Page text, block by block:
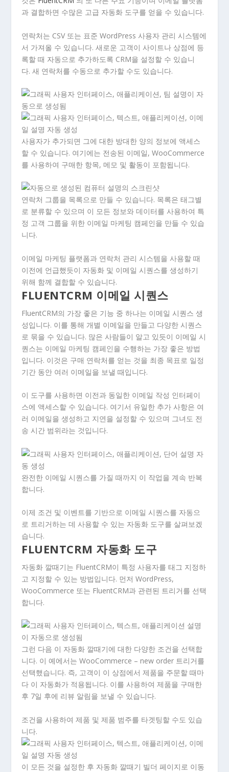
과 결합하면 수많은 고급 자동화 도구를 얻을 수 있습니다.
연락처는 CSV 또는 표준 WordPress 사용자 관리 시스템에
서 가져올 수 있습니다. 새로운 고객이 사이트나 상점에 등
록할 때 자동으로 추가하도록 CRM을 설정할 수 있습니
다. 새 연락처를 수동으로 추가할 수도 있습니다.
사용자가 추가되면 그에 대한 방대한 양의 정보에 액세스
할 수 있습니다. 여기에는 전송된 이메일, WooCommerce
를 사용하여 구매한 항목, 메모 및 활동이 포함됩니다.
연락처 그룹을 목록으로 만들 수 있습니다. 목록은 태그별
로 분류할 수 있으며 이 모든 정보와 데이터를 사용하여 특
정 고객 그룹을 위한 이메일 마케팅 캠페인을 만들 수 있습
니다.
이메일 마케팅 플랫폼과 연락처 관리 시스템을 사용할 때
이전에 언급했듯이 자동화 및 이메일 시퀀스를 생성하기
위해 함께 결합할 수 있습니다.
FLUENTCRM 이메일 시퀀스
FluentCRM의 가장 좋은 기능 중 하나는 이메일 시퀀스 생
성입니다. 이를 통해 개별 이메일을 만들고 다양한 시퀀스
로 묶을 수 있습니다. 많은 사람들이 알고 있듯이 이메일 시
퀀스는 이메일 마케팅 캠페인을 수행하는 가장 좋은 방법
입니다. 이것은 구매 연락처를 얻는 것을 최종 목표로 일정
기간 동안 여러 이메일을 보낼 때입니다.
이 도구를 사용하면 이전과 동일한 이메일 작성 인터페이
스에 액세스할 수 있습니다. 여기서 유일한 추가 사항은 여
러 이메일을 생성하고 지연을 설정할 수 있으며 그녀도 전
송 시간 범위라는 것입니다.
완전한 이메일 시퀀스를 가질 때까지 이 작업을 계속 반복
합니다.
이제 조건 및 이벤트를 기반으로 이메일 시퀀스를 자동으
로 트리거하는 데 사용할 수 있는 자동화 도구를 살펴보겠
습니다.
FLUENTCRM 자동화 도구
자동화 깔때기는 FluentCRM이 특정 사용자를 태그 지정하
고 지정할 수 있는 방법입니다. 먼저 WordPress,
WooCommerce 또는 FluentCRM과 관련된 트리거를 선택
합니다.
그런 다음 이 자동화 깔때기에 대한 다양한 조건을 선택합
니다. 이 예에서는 WooCommerce – new order 트리거를
선택했습니다. 즉, 고객이 이 상점에서 제품을 주문할 때마
다 이 자동화가 적용됩니다. 이를 사용하여 제품을 구매한
후 7일 후에 리뷰 알림을 보낼 수 있습니다.
조건을 사용하여 제품 및 제품 범주를 타겟팅할 수도 있습
니다.
이 모든 것을 설정한 후 자동화 깔때기 빌더 페이지로 이동